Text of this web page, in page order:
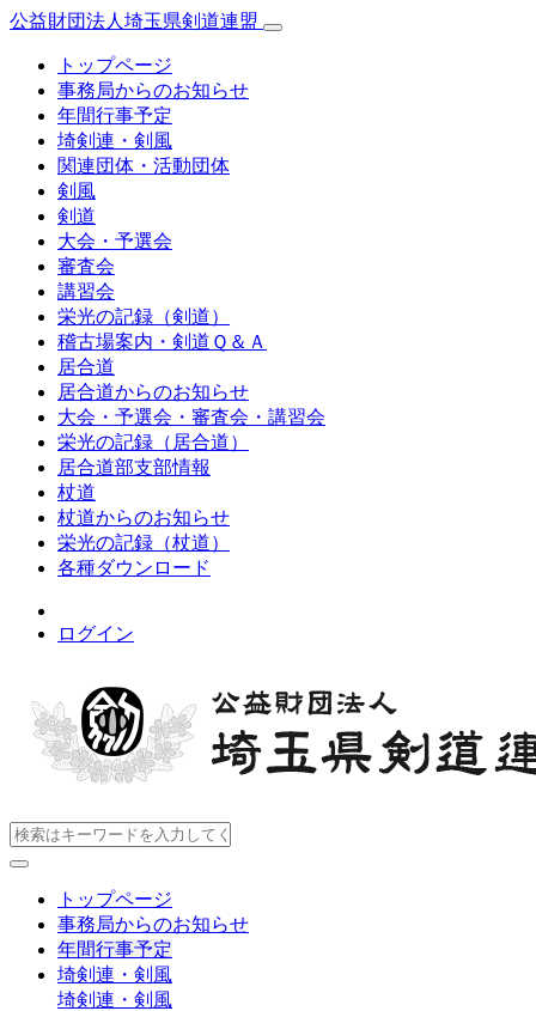
公益財団法人埼玉県剣道連盟
トップページ
事務局からのお知らせ
年間行事予定
埼剣連・剣風
関連団体・活動団体
剣風
剣道
大会・予選会
審査会
講習会
栄光の記録（剣道）
稽古場案内・剣道Ｑ＆Ａ
居合道
居合道からのお知らせ
大会・予選会・審査会・講習会
栄光の記録（居合道）
居合道部支部情報
杖道
杖道からのお知らせ
栄光の記録（杖道）
各種ダウンロード
ログイン
トップページ
事務局からのお知らせ
年間行事予定
埼剣連・剣風
埼剣連・剣風